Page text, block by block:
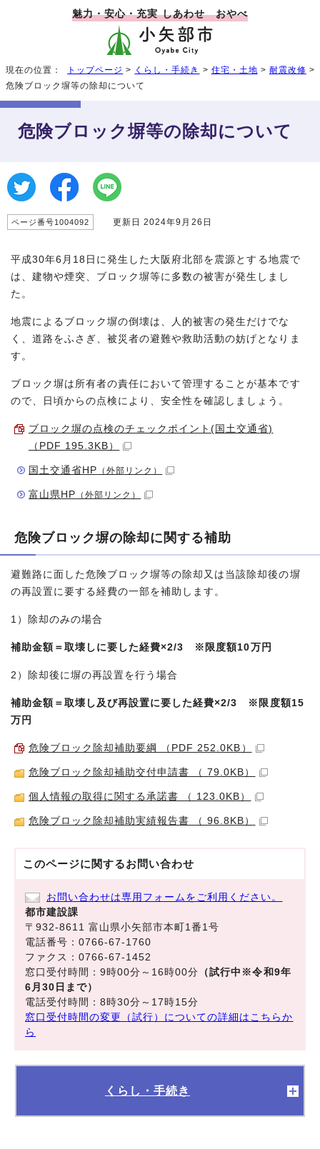
魅力・安心・充実 しあわせ おやべ
現在の位置： トップページ > くらし・手続き > 住宅・土地 > 耐震改修 >
危険ブロック塀等の除却について
危険ブロック塀等の除却について
ページ番号1004092 更新日 2024年9月26日
平成30年6月18日に発生した大阪府北部を震源とする地震で
は、建物や煙突、ブロック塀等に多数の被害が発生しまし
た。
地震によるブロック塀の倒壊は、人的被害の発生だけでな
く、道路をふさぎ、被災者の避難や救助活動の妨げとなりま
す。
ブロック塀は所有者の責任において管理することが基本です
ので、日頃からの点検により、安全性を確認しましょう。
ブロック塀の点検のチェックポイント(国土交通省)
（PDF 195.3KB）
国土交通省HP （外部リンク）
富山県HP （外部リンク）
危険ブロック塀の除却に関する補助
避難路に面した危険ブロック塀等の除却又は当該除却後の塀
の再設置に要する経費の一部を補助します。
1）除却のみの場合
補助金額＝取壊しに要した経費×2/3 ※限度額10万円
2）除却後に塀の再設置を行う場合
補助金額＝取壊し及び再設置に要した経費×2/3 ※限度額15
万円
危険ブロック除却補助要綱 （PDF 252.0KB）
危険ブロック除却補助交付申請書 （ 79.0KB）
個人情報の取得に関する承諾書 （ 123.0KB）
危険ブロック除却補助実績報告書 （ 96.8KB）
このページに関するお問い合わせ
お問い合わせは専用フォームをご利用ください。
都市建設課
〒932-8611 富山県小矢部市本町1番1号
電話番号：0766-67-1760
ファクス：0766-67-1452
窓口受付時間：9時00分～16時00分 （試行中※令和9年
6月30日まで）
電話受付時間：8時30分～17時15分
窓口受付時間の変更（試行）についての詳細はこちらか
ら
くらし・手続き